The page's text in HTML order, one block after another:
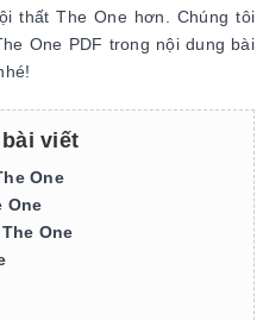
thất The One hơn. Chúng tôi
One PDF trong nội dung bài
viết
One
One
One